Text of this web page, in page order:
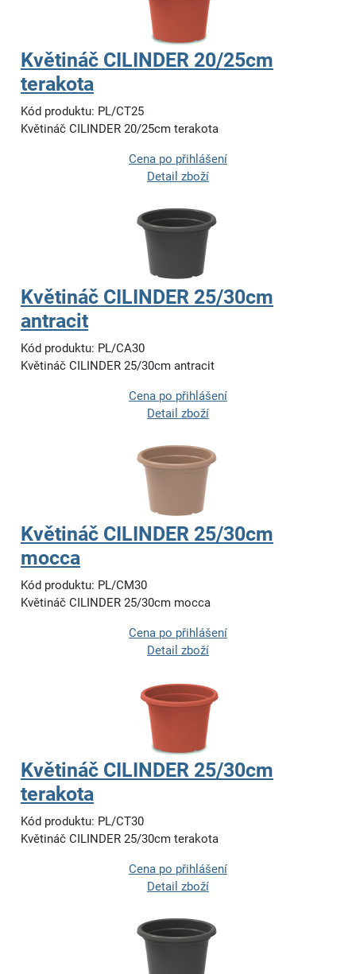
Květináč CILINDER 20/25cm
terakota
Kód produktu: PL/CT25
Květináč CILINDER 20/25cm terakota
Cena po přihlášení
Detail zboží
Květináč CILINDER 25/30cm
antracit
Kód produktu: PL/CA30
Květináč CILINDER 25/30cm antracit
Cena po přihlášení
Detail zboží
Květináč CILINDER 25/30cm
mocca
Kód produktu: PL/CM30
Květináč CILINDER 25/30cm mocca
Cena po přihlášení
Detail zboží
Květináč CILINDER 25/30cm
terakota
Kód produktu: PL/CT30
Květináč CILINDER 25/30cm terakota
Cena po přihlášení
Detail zboží